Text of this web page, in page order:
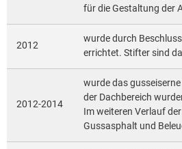
für die Gestaltung der
2012
wurde durch
errichtet. Stifter sind
2012-2014
wurde das
der Dachbereich
Im weiteren Verlauf
Gussasphalt und